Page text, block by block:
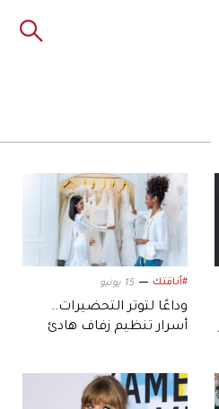
#أناقتك 15 يونيو
وداعًا لتوتر التحضيرات..
أسرار تنظيم زفاف هادئ